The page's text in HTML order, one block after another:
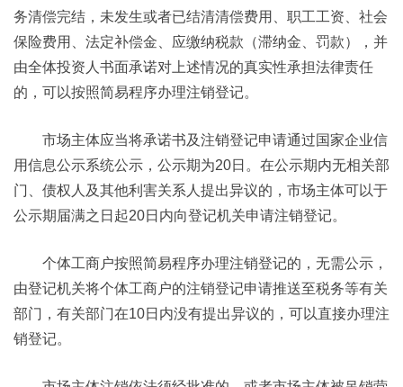
务清偿完结，未发生或者已结清清偿费用、职工工资、社会
保险费用、法定补偿金、应缴纳税款（滞纳金、罚款），并
由全体投资人书面承诺对上述情况的真实性承担法律责任
的，可以按照简易程序办理注销登记。
市场主体应当将承诺书及注销登记申请通过国家企业信
用信息公示系统公示，公示期为20日。在公示期内无相关部
门、债权人及其他利害关系人提出异议的，市场主体可以于
公示期届满之日起20日内向登记机关申请注销登记。
个体工商户按照简易程序办理注销登记的，无需公示，
由登记机关将个体工商户的注销登记申请推送至税务等有关
部门，有关部门在10日内没有提出异议的，可以直接办理注
销登记。